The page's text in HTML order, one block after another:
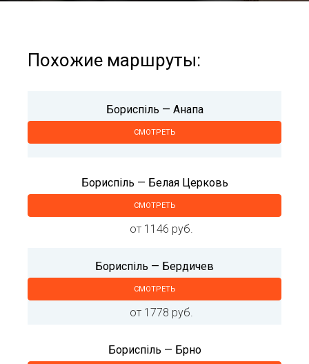
Похожие маршруты:
Бориспіль — Анапа
СМОТРЕТЬ
Бориспіль — Белая Церковь
СМОТРЕТЬ
от 1146 руб.
Бориспіль — Бердичев
СМОТРЕТЬ
от 1778 руб.
Бориспіль — Брно